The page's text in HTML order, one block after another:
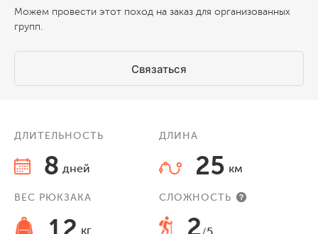
Можем провести этот поход на заказ для организованных
групп.
Связаться
ДЛИТЕЛЬНОСТЬ
8 дней
ДЛИНА
25 км
ВЕС РЮКЗАКА
кг
СЛОЖНОСТЬ
2